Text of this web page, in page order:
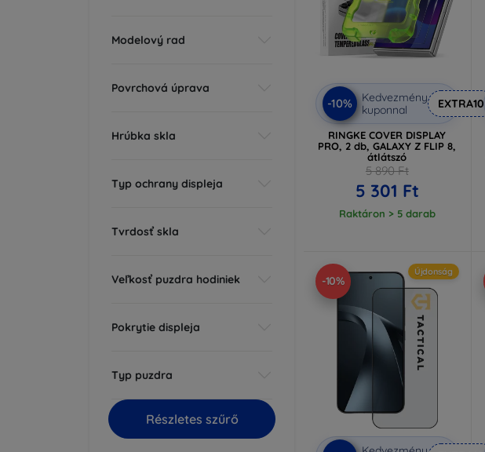
Modelový rad
Povrchová úprava
Hrúbka skla
Typ ochrany displeja
Tvrdosť skla
Veľkosť puzdra hodiniek
Pokrytie displeja
Typ puzdra
Részletes szűrő
-10%
Kedvezmény
kuponnal
EXTRA10
RINGKE COVER DISPLAY
PRO, 2 db, GALAXY Z FLIP 8,
átlátszó
5 890 Ft
5 301 Ft
Raktáron > 5 darab
-10%
Újdonság